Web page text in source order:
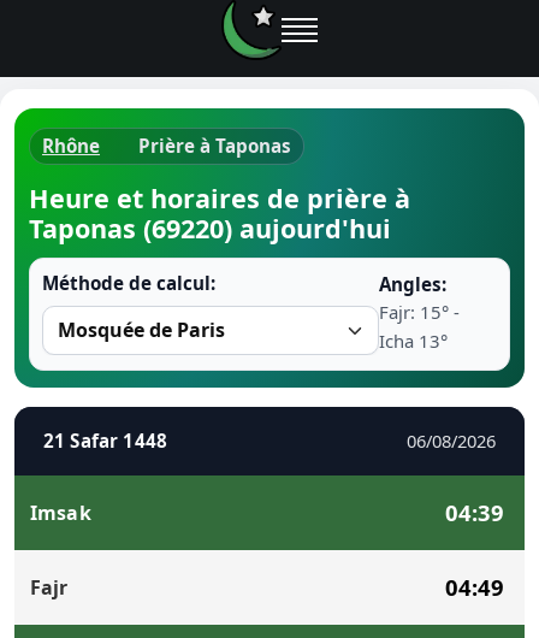
Ramadan
Comment
Rhône Prière à Taponas
Heure et horaires de prière à
Taponas (69220) aujourd'hui
Méthode de calcul:
Angles:
Fajr: 15° -
Icha 13°
21 Safar 1448 06/08/2026
Imsak 04:39
Fajr 04:49